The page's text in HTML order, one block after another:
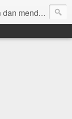
KERJA 2018 www.rumahjahit.com